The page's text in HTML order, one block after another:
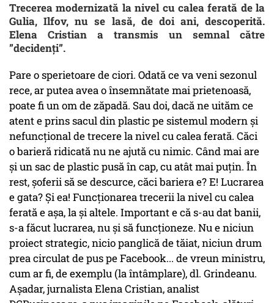
Trecerea modernizată la nivel cu calea ferată de la
Gulia, Ilfov, nu se lasă, de doi ani, descoperită.
Elena Cristian a transmis un semnal către
”decidenți”.
Pare o sperietoare de ciori. Odată ce va veni sezonul
rece, ar putea avea o însemnătate mai prietenoasă,
poate fi un om de zăpadă. Sau doi, dacă ne uităm ce
atent e prins sacul din plastic pe sistemul modern și
nefuncțional de trecere la nivel cu calea ferată. Căci
o barieră ridicată nu ne ajută cu nimic. Când mai are
și un sac de plastic pusă în cap, cu atât mai puțin. În
rest, șoferii să se descurce, căci bariera e? E! Lucrarea
e gata? Și ea! Funcționarea trecerii la nivel cu calea
ferată e așa, la și altele. Important e că s-au dat banii,
s-a făcut lucrarea, nu și să funcționeze. Nu e niciun
proiect strategic, nicio panglică de tăiat, niciun drum
prea circulat de pus pe Facebook... de vreun ministru,
cum ar fi, de exemplu (la întâmplare), dl. Grindeanu.
Așadar, jurnalista Elena Cristian, analist